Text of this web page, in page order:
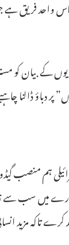
واحد فریق
کے بیان
دباؤ ڈالنا
ہم منصب
میں سب سے
تاکہ مزید